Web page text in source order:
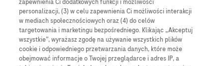
Krok 4
Powiąż
zapewnienia Ci dodatkowych funkcji i możliwości
personalizacji, (3) w celu zapewnienia Ci możliwości interakcji
w mediach społecznościowych oraz (4) do celów
targetowania i marketingu bezpośredniego. Klikając „Akceptuj
wszystkie”, wyrażasz zgodę na używanie wszystkich plików
cookie i odpowiedniego przetwarzania danych, które może
obejmować informacje o Twojej przeglądarce i adres IP, a